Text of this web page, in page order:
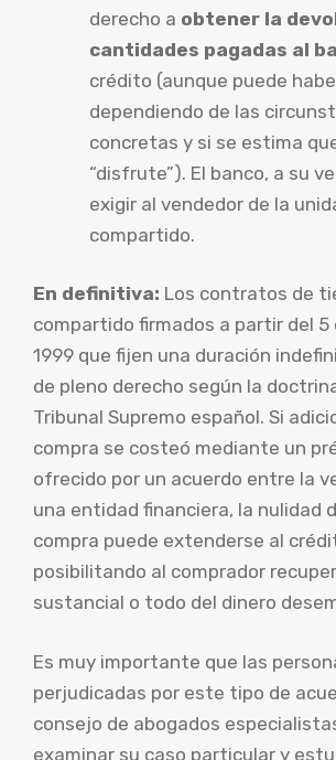
derecho a obtener la
cantidades pagadas al
crédito (aunque puede
dependiendo de las
concretas y si se estima
“disfrute”). El banco, a su
exigir al vendedor de la
compartido.
En definitiva: Los contratos de
compartido firmados a partir del 5
1999 que fijen una duración
de pleno derecho según la
Tribunal Supremo español. Si
compra se costeó mediante un
ofrecido por un acuerdo entre la
una entidad financiera, la nulidad
compra puede extenderse al
posibilitando al comprador
sustancial o todo del dinero
Es muy importante que las
perjudicadas por este tipo de
consejo de abogados
examinar su caso particular y